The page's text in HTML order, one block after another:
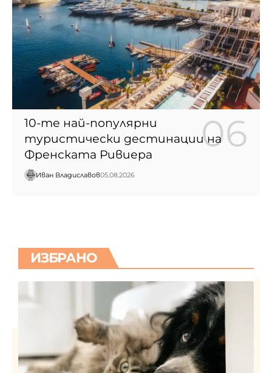
10-те най-популярни
туристически дестинации на
Френската Ривиера
Иван Владиславов05.08.2026
ИЗБРАНО